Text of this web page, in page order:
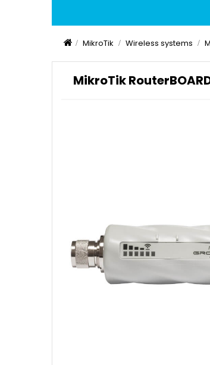
MikroTik Wireless systems
MikroTik